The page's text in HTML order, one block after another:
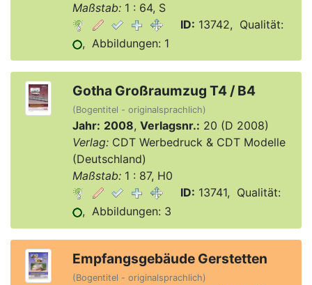
Maßstab:1 : 64, S
ID: 13742, Qualität:
, Abbildungen: 1
Gotha Großraumzug T4 / B4
(Bogentitel - originalsprachlich)
Jahr: 2008, Verlagsnr.: 20 (D 2008)
Verlag:CDT Werbedruck & CDT Modelle
(Deutschland)
Maßstab:1 : 87, H0
ID: 13741, Qualität:
, Abbildungen: 3
Empfangsgebäude Gerstetten
(Bogentitel - originalsprachlich)